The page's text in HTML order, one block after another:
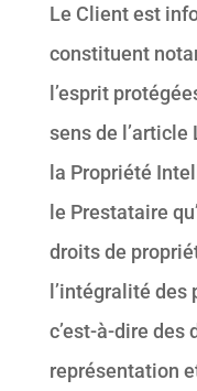
Le Client est
constituent
l’esprit
sens de l’article
la Propriété
le Prestataire
droits de
l’intégralité des
c’est-à-dire des
représentation